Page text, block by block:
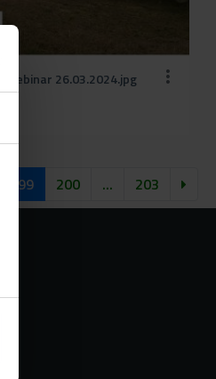
webinar 26.03.2024.jpg
199 200 ... 203